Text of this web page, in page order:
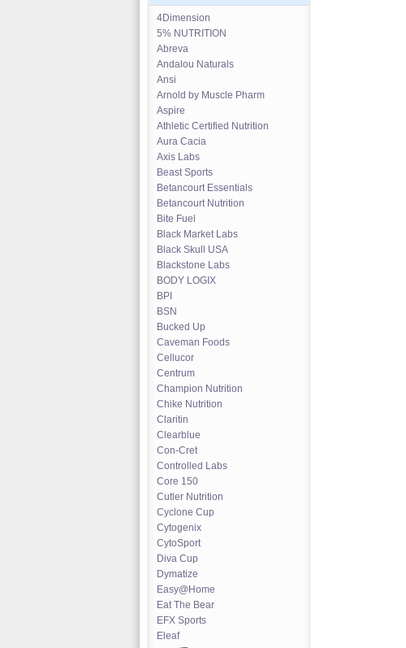
4Dimension
5% NUTRITION
Abreva
Andalou Naturals
Ansi
Arnold by Muscle Pharm
Aspire
Athletic Certified Nutrition
Aura Cacia
Axis Labs
Beast Sports
Betancourt Essentials
Betancourt Nutrition
Bite Fuel
Black Market Labs
Black Skull USA
Blackstone Labs
BODY LOGIX
BPI
BSN
Bucked Up
Caveman Foods
Cellucor
Centrum
Champion Nutrition
Chike Nutrition
Claritin
Clearblue
Con-Cret
Controlled Labs
Core 150
Cutler Nutrition
Cyclone Cup
Cytogenix
CytoSport
Diva Cup
Dymatize
Easy@Home
Eat The Bear
EFX Sports
Eleaf